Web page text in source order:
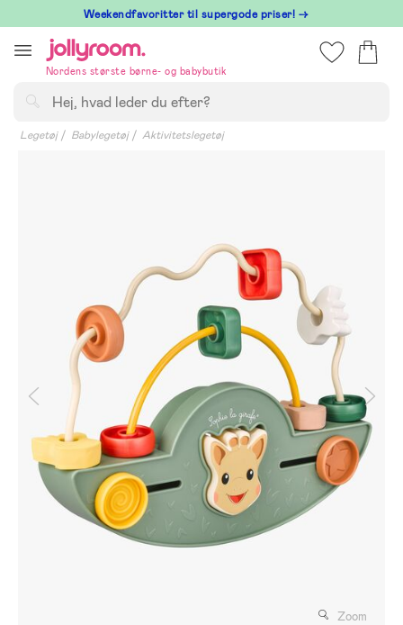
till
innehållet
⁠ Weekendfavoritter til supergode priser! →
Nordens største børne- og babybutik
Legetøj Babylegetøj Aktivitetslegetøj
Zoom